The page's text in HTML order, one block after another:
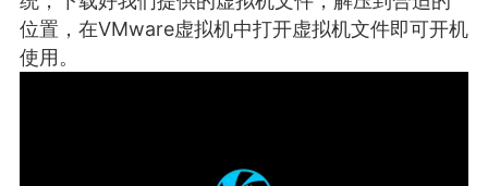
位置，在VMware虚拟机中打开虚拟机文件即可开机
使用。